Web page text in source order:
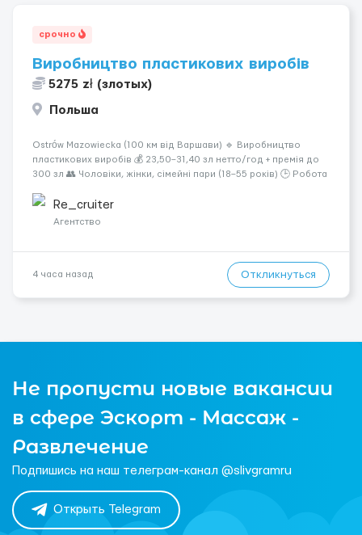
срочно
Виробництво пластикових виробів
5275 zł (злотых)
Польша
Ostrów Mazowiecka (100 км від Варшави) 🔹 Виробництво
пластикових виробів 💰 23,50–31,40 зл нетто/год + премія до
300 зл 👥 Чоловіки, жінки, сімейні пари (18–55 років) 🕒 Робота
житло — 400 зл. 📦 Обов...
Re_cruiter
Агентство
4 часа назад Откликнуться
Не пропусти новые вакансии
в сфере Эскорт - Массаж -
Развлечение
Подпишись на наш телеграм-канал @slivgramru
Открыть Telegram